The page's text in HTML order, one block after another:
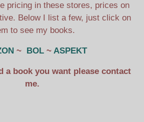
pricing in these stores, prices on
Below I list a few, just click on
to see my books.
~ BOL~ASPEKT
a book you want please contact
me.